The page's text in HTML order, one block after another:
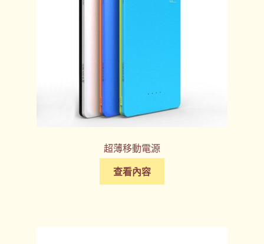
超薄移動電源
查看內容